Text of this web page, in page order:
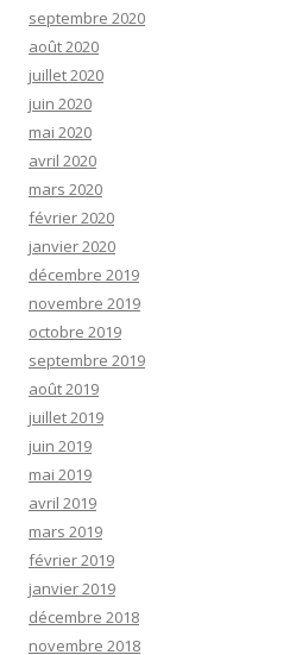
septembre 2020
août 2020
juillet 2020
juin 2020
mai 2020
avril 2020
mars 2020
février 2020
janvier 2020
décembre 2019
novembre 2019
octobre 2019
septembre 2019
août 2019
juillet 2019
juin 2019
mai 2019
avril 2019
mars 2019
février 2019
janvier 2019
décembre 2018
novembre 2018